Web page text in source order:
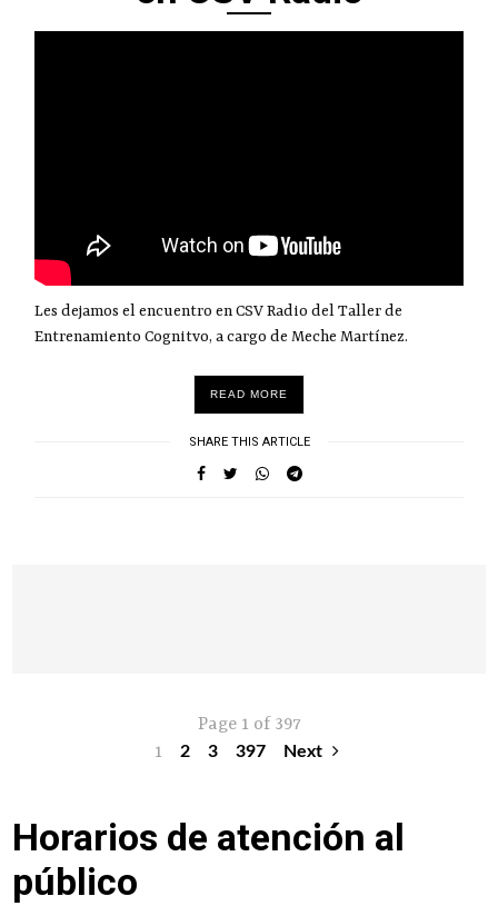
Les dejamos el encuentro en CSV Radio del Taller de
Entrenamiento Cognitvo, a cargo de Meche Martínez.
READ MORE
SHARE THIS ARTICLE
Page 1 of 397
1
2 3 397 Next
Horarios de atención al
público